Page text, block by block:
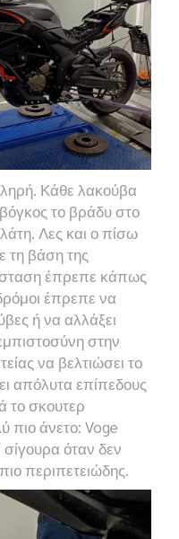
Κάθε λακούβα
το βράδυ στο
Λες και ο πίσω
τη βάση της
έπρεπε κάπως
έπρεπε να
ή να αλλάξει
στην
να βελτιώσει το
απόλυτα επίπεδους
το σκουτερ
πιο άνετο:Voge
σίγουρα όταν δεν
περιπετειώδης.